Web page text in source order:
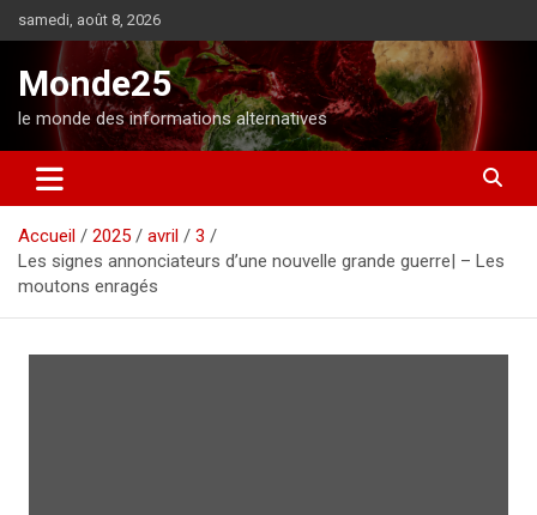
l
o
n
samedi, août 8, 2026
Monde25
le monde des informations alternatives
Accueil 2025 avril
3
Les signes annonciateurs d’une nouvelle grande guerre| – Les
moutons enragés